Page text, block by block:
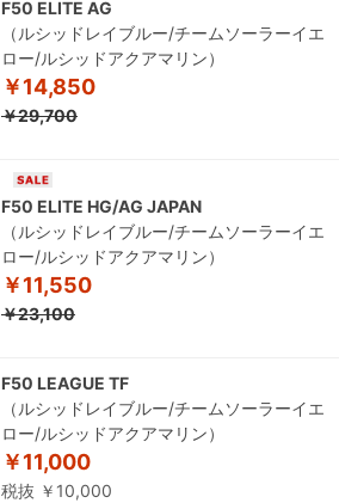
F50 ELITE AG
（ルシッドレイブルー/チームソーラーイエ
ロー/ルシッドアクアマリン）
￥14,850
￥29,700
F50 ELITE HG/AG JAPAN
（ルシッドレイブルー/チームソーラーイエ
ロー/ルシッドアクアマリン）
￥11,550
￥23,100
F50 LEAGUE TF
（ルシッドレイブルー/チームソーラーイエ
ロー/ルシッドアクアマリン）
￥11,000
税抜 ￥10,000